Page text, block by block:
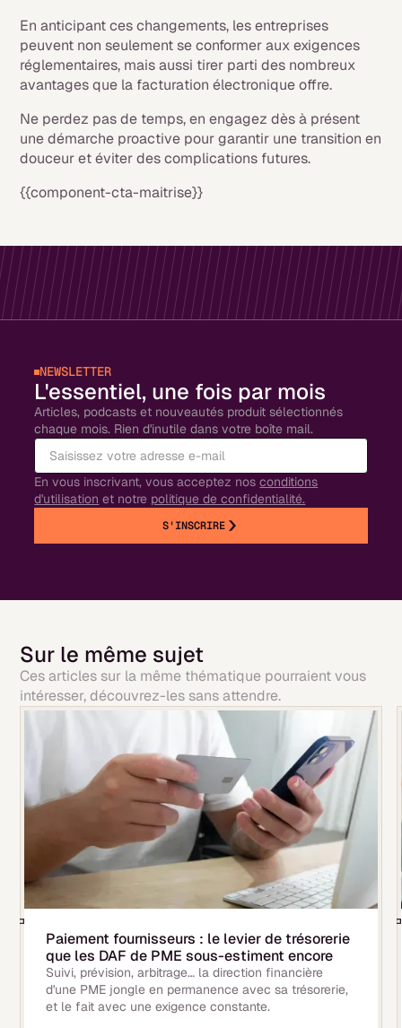
En anticipant ces changements, les entreprises
peuvent non seulement se conformer aux exigences
réglementaires, mais aussi tirer parti des nombreux
avantages que la facturation électronique offre.
Ne perdez pas de temps, en engagez dès à présent
une démarche proactive pour garantir une transition en
douceur et éviter des complications futures.
{{component-cta-maitrise}}
NEWSLETTER
L'essentiel, une fois par mois
Articles, podcasts et nouveautés produit sélectionnés
chaque mois. Rien d'inutile dans votre boîte mail.
En vous inscrivant, vous acceptez nosconditions
d'utilisation et notre politique de confidentialité.
S'INSCRIRE
Sur le même sujet
Ces articles sur la même thématique pourraient vous
intéresser, découvrez-les sans attendre.
Paiement fournisseurs : le levier de trésorerie
que les DAF de PME sous-estiment encore
Suivi, prévision, arbitrage… la direction financière
d'une PME jongle en permanence avec sa trésorerie,
et le fait avec une exigence constante.